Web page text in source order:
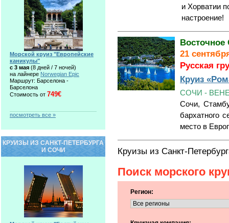
и Хорватии
настроение!
21
Русская
Круиз
СОЧИ -
Сочи,
бархатного
место в
Круизы из Санкт-
Поиск морского
Регион:
Морской круиз "Европейские
каникулы"
c 3 мая (8 дней / 7 ночей)
на лайнере Norwegian Epic
Маршрут: Барселона -
Барселона
Стоимость от 749€
посмотреть все »
КРУИЗЫ ИЗ САНКТ-ПЕТЕРБУРГА
И СОЧИ